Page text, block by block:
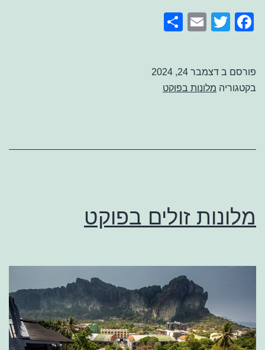
Facebook
Twitter
Email
פורסם ב דצמבר 24, 2024
בקטגוריה מלונות בפוקט
מלונות זולים בפוקט